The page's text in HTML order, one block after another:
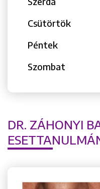
+36 1
Csütörtök
Péntek
Szombat
DR. ZÁHONYI